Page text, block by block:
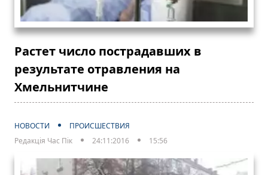
Растет число пострадавших в
результате отравления на
Хмельнитчине
НОВОСТИ
ПРОИСШЕСТВИЯ
Редакція Час Пік
24:11:2016 15:56